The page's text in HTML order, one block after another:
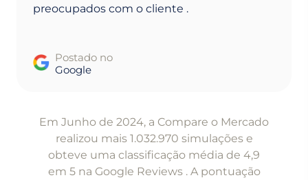
preocupados com o cliente .
Postado no
Google
Em Junho de 2024, a Compare o Mercado
realizou mais 1.032.970 simulações e
obteve uma classificação média de 4,9
em 5 na Google Reviews . A pontuação